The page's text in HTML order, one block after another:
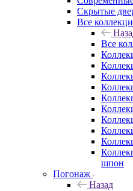
Скрытые
Все
Все
шпон
Погонаж
Назад